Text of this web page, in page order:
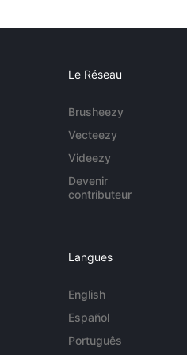
Le Réseau
Brusheezy
Vecteezy
Videezy
Devenir
contributeur
Langues
English
Español
Português